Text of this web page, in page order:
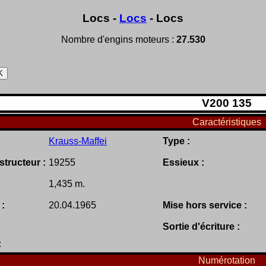
Locs - Locs - Locs
Nombre d'engins moteurs : 27.530
V200 135
Caractéristiques
Krauss-Maffei Type :
: 19255 Essieux :
1,435 m.
20.04.1965 Mise hors service :
Sortie d'écriture :
Numérotation